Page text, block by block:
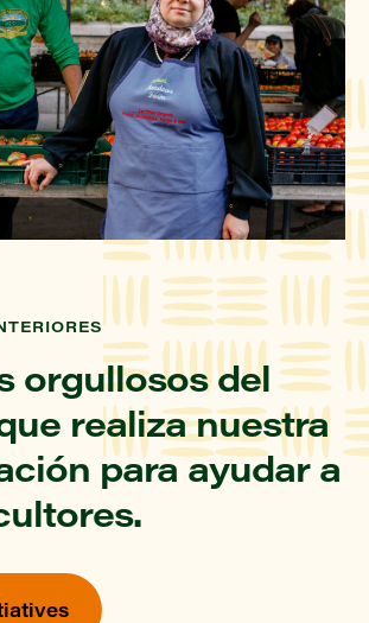
orgullosos del
realiza nuestra
para ayudar a